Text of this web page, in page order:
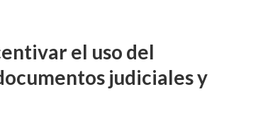
el uso del
judiciales y